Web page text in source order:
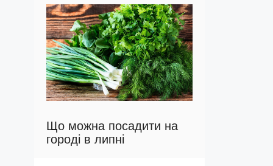
Що можна посадити на
городі в липні